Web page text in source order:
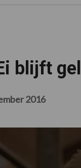
blijft
2016